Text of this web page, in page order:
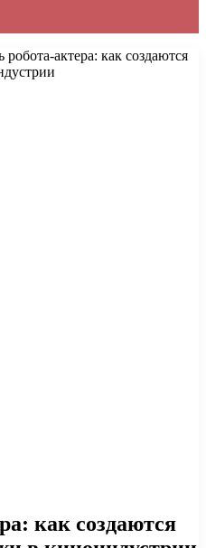
актера: как создаются
как создаются